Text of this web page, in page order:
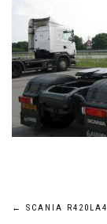
← SCANIA